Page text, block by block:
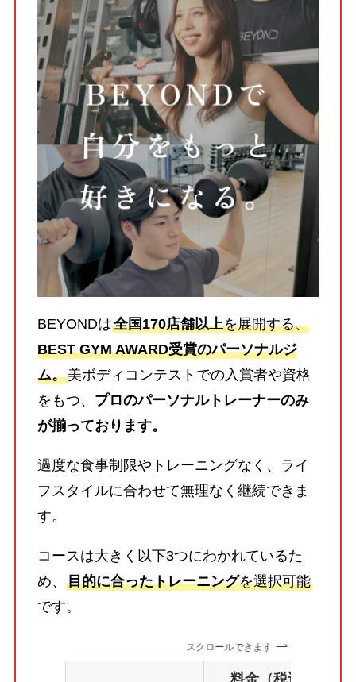
BEYONDは全国170店舗以上を展開する、
BEST GYM AWARD受賞のパーソナルジ
ム。美ボディコンテストでの入賞者や資格
をもつ、 プロのパーソナルトレーナーのみ
が揃っております。
過度な食事制限やトレーニングなく、ライ
フスタイルに合わせて無理なく継続できま
す。
コースは大きく以下3つにわかれているた
め、 目的に合ったトレーニングを選択可能
です。
スクロールできます